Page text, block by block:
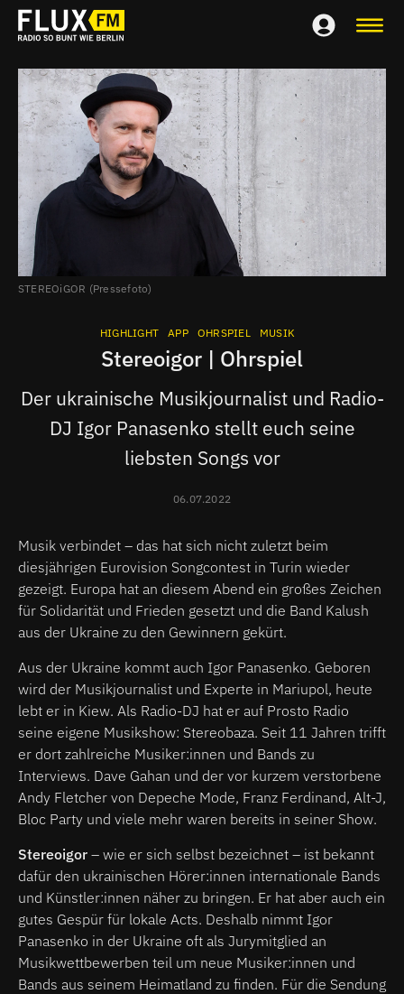
STEREOiGOR (Pressefoto)
HIGHLIGHT APP OHRSPIEL MUSIK
Stereoigor | Ohrspiel
Der ukrainische Musikjournalist und Radio-
DJ Igor Panasenko stellt euch seine
liebsten Songs vor
06.07.2022
Musik verbindet – das hat sich nicht zuletzt beim
diesjährigen Eurovision Songcontest in Turin wieder
gezeigt. Europa hat an diesem Abend ein großes Zeichen
für Solidarität und Frieden gesetzt und die Band Kalush
aus der Ukraine zu den Gewinnern gekürt.
Aus der Ukraine kommt auch Igor Panasenko. Geboren
wird der Musikjournalist und Experte in Mariupol, heute
lebt er in Kiew. Als Radio-DJ hat er auf Prosto Radio
seine eigene Musikshow: Stereobaza. Seit 11 Jahren trifft
er dort zahlreiche Musiker:innen und Bands zu
Interviews. Dave Gahan und der vor kurzem verstorbene
Andy Fletcher von Depeche Mode, Franz Ferdinand, Alt-J,
Bloc Party und viele mehr waren bereits in seiner Show.
Stereoigor – wie er sich selbst bezeichnet – ist bekannt
dafür den ukrainischen Hörer:innen internationale Bands
und Künstler:innen näher zu bringen. Er hat aber auch ein
gutes Gespür für lokale Acts. Deshalb nimmt Igor
Panasenko in der Ukraine oft als Jurymitglied an
Musikwettbewerben teil um neue Musiker:innen und
Bands aus seinem Heimatland zu finden. Für die Sendung